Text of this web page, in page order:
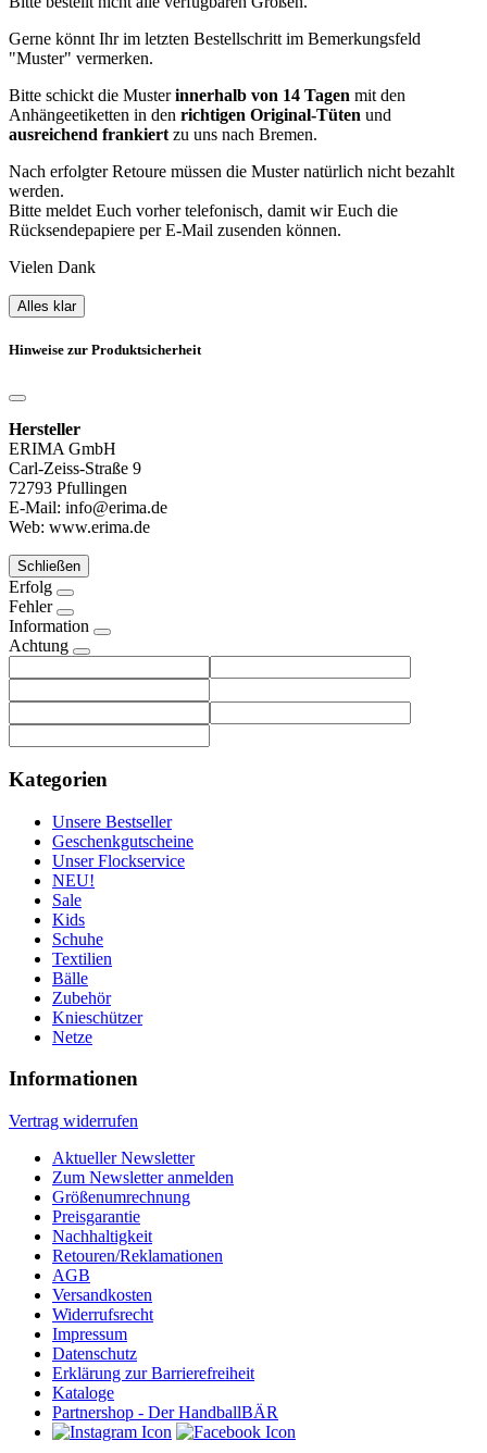
Gerne könnt Ihr im letzten Bestellschritt im Bemerkungsfeld
"Muster" vermerken.
Bitte schickt die Musterinnerhalb von 14 Tagen mit den
Anhängeetiketten in den richtigen Original-Tüten und
ausreichend frankiert zu uns nach Bremen.
Nach erfolgter Retoure müssen die Muster natürlich nicht bezahlt
werden.
Bitte meldet Euch vorher telefonisch, damit wir Euch die
Rücksendepapiere per E-Mail zusenden können.
Vielen Dank
Alles klar
Hinweise zur Produktsicherheit
Hersteller
ERIMA GmbH
Carl-Zeiss-Straße 9
72793 Pfullingen
E-Mail: info@erima.de
Web: www.erima.de
Schließen
Erfolg
Fehler
Information
Achtung
Kategorien
Unsere Bestseller
Geschenkgutscheine
Unser Flockservice
NEU!
Sale
Kids
Schuhe
Textilien
Bälle
Zubehör
Knieschützer
Netze
Informationen
Vertrag widerrufen
Aktueller Newsletter
Zum Newsletter anmelden
Größenumrechnung
Preisgarantie
Nachhaltigkeit
Retouren/Reklamationen
AGB
Versandkosten
Widerrufsrecht
Impressum
Datenschutz
Erklärung zur Barrierefreiheit
Kataloge
Partnershop - Der HandballBÄR